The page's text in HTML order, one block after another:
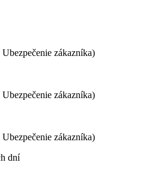
zákazníka)
zákazníka)
zákazníka)
dní